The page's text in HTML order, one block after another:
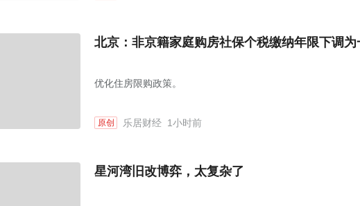
北京：非京籍家庭购房社保个税缴纳年限下调为
优化住房限购政策。
原创 乐居财经 1小时前
星河湾旧改博弈，太复杂了